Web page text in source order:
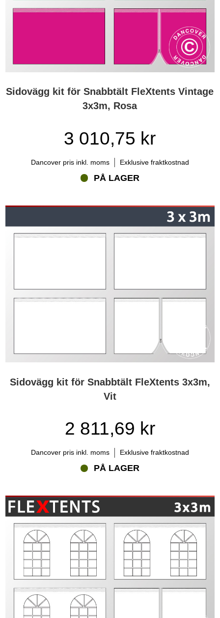
Sidovägg kit för Snabbtält FleXtents Vintage
3x3m, Rosa
3 010,75 kr
Dancover pris inkl. moms Exklusive fraktkostnad
PÅ LAGER
Sidovägg kit för Snabbtält FleXtents 3x3m,
Vit
2 811,69 kr
Dancover pris inkl. moms Exklusive fraktkostnad
PÅ LAGER